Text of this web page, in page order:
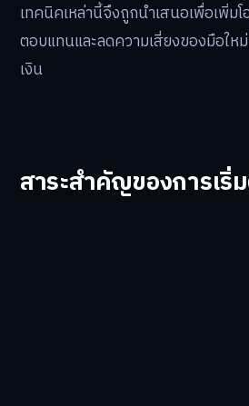
เทคนิคเหล่านี้จึงถูกนำเสนอเพื่อเพิ่ม
ตอบแทนและลดความเสี่ยงของมือให
เงิน
สาระสำคัญของการเริ่